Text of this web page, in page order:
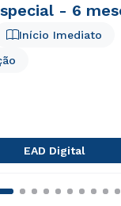
- 6
Início Imediato
EAD Digital